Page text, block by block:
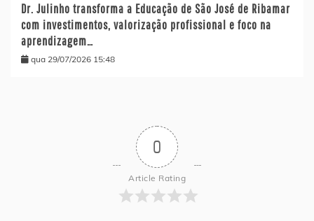
Dr. Julinho transforma a Educação de São José de Ribamar
com investimentos, valorização profissional e foco na
aprendizagem…
qua 29/07/2026 15:48
0
Article Rating